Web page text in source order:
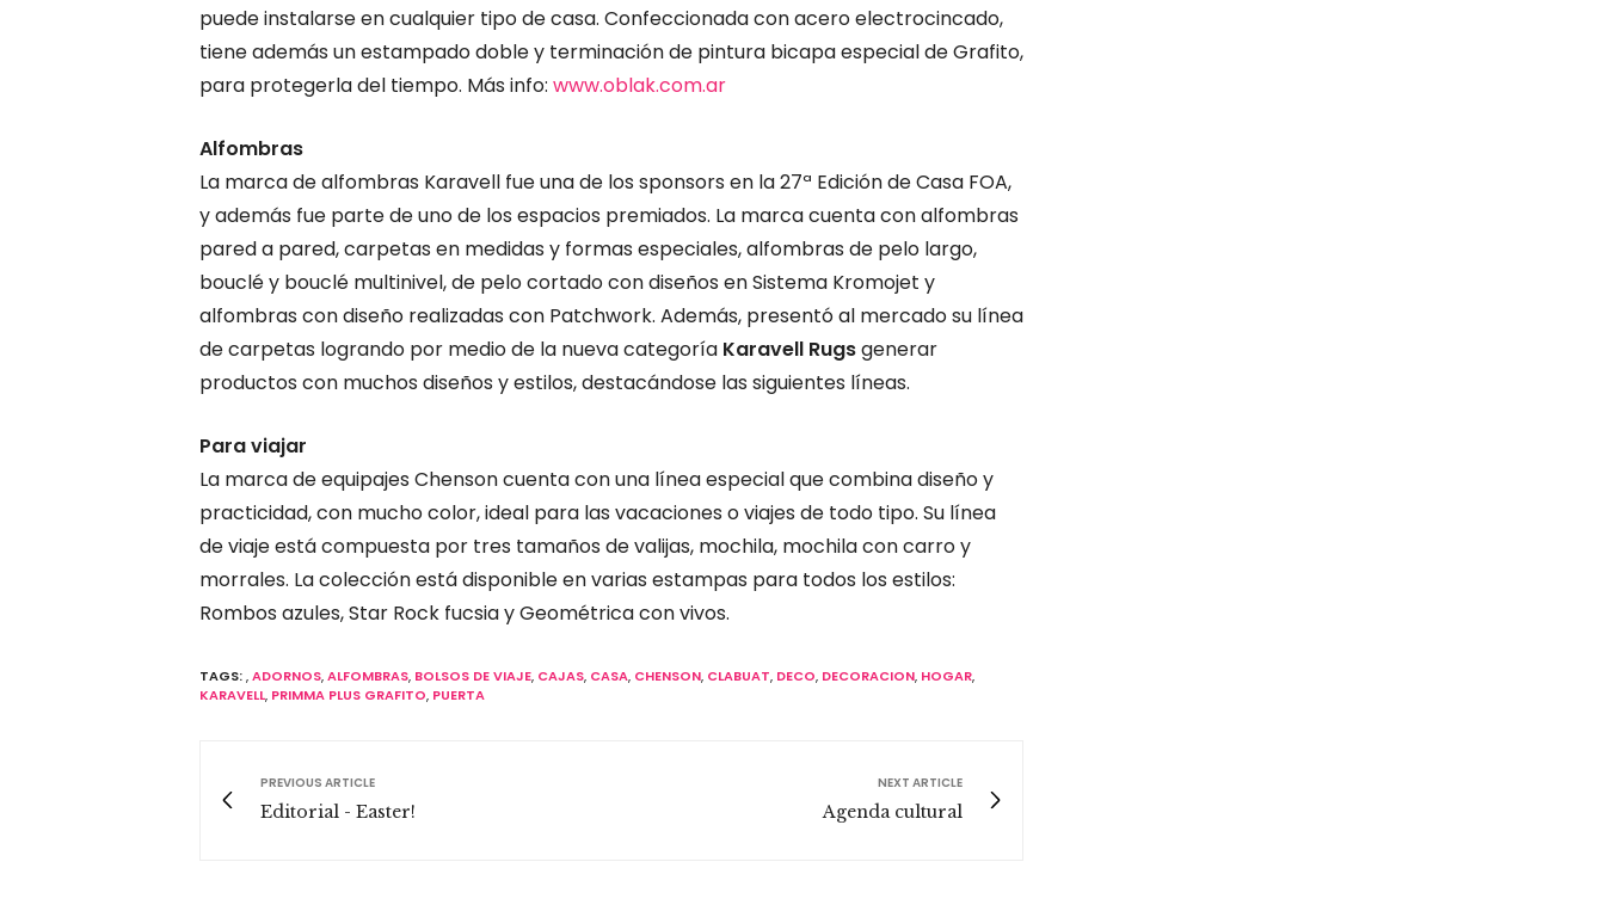
puede instalarse en cualquier tipo de casa. Confeccionada con acero electrocincado,
tiene además un estampado doble y terminación de pintura bicapa especial de Grafito,
para protegerla del tiempo. Más info: www.oblak.com.ar
Alfombras
La marca de alfombras Karavell fue una de los sponsors en la 27ª Edición de Casa FOA,
y además fue parte de uno de los espacios premiados. La marca cuenta con alfombras
pared a pared, carpetas en medidas y formas especiales, alfombras de pelo largo,
bouclé y bouclé multinivel, de pelo cortado con diseños en Sistema Kromojet y
alfombras con diseño realizadas con Patchwork. Además, presentó al mercado su línea
de carpetas logrando por medio de la nueva categoría Karavell Rugsgenerar
productos con muchos diseños y estilos, destacándose las siguientes líneas.
Para viajar
La marca de equipajes Chenson cuenta con una línea especial que combina diseño y
practicidad, con mucho color, ideal para las vacaciones o viajes de todo tipo. Su línea
de viaje está compuesta por tres tamaños de valijas, mochila, mochila con carro y
morrales. La colección está disponible en varias estampas para todos los estilos:
Rombos azules, Star Rock fucsia y Geométrica con vivos.
TAGS:,ADORNOS,ALFOMBRAS, BOLSOS DE VIAJE, CAJAS, CASA, CHENSON, CLABUAT, DECO, DECORACION, HOGAR,
KARAVELL, PRIMMA PLUS GRAFITO, PUERTA
PREVIOUS ARTICLE
Editorial - Easter!
NEXT ARTICLE
Agenda cultural